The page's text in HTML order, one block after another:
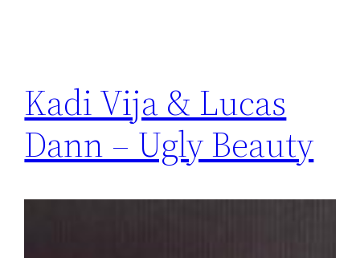
Kadi Vija & Lucas
Dann – Ugly Beauty